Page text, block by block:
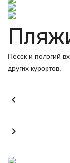
Песок и пологий
других курортов.

